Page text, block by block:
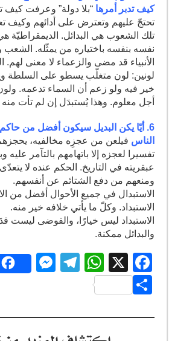
كيف تدبر أمرها “بلا دولة” وعرفت كيف
تحتجّ عليهم وتعترض على أدائهم وكيف
تلك الشعوب هي البدائل.
نفسه بنفسه باختياره من يمثّله. الشعب
الأنبياء قد مضى والزعماء لا معنى لهم.
لونين: لون متغلّب يسطو على السلطة
خير فيه ولو زعم أن السماء تدعمه.
أجل معلوم. وهذا يُستبدَل إن لم تأت
6. أيّا يكن البديل سيكون أفضل من
الناس فيلعن من عجزِه مخالفيه،
تفسيرا لعجزه إلا باتهامهم بالتآمر عليه
عبقريته في التاريخ. الحكم عنده لا
ومنعهم من دفع الشتائم عن أنفسهم.
الاستبدال في جميع الأحوال أفضل من
الاستبداد. وكلّ ما يأتي خلافه خير منه.
الاستبداد ليس خيارًا، والفوضى ليست
والبدائل ممكنة.
F
a
c
e
X
W
s
T
gr
M
e
ar